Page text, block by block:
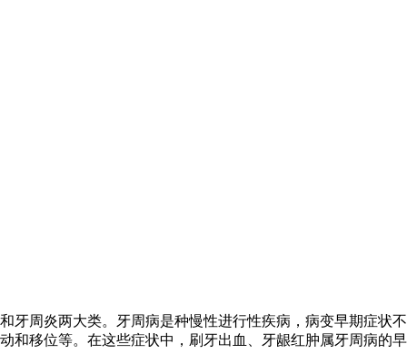
牙周炎两大类。牙周病是种慢性进行性疾病，病变早期症状
和移位等。在这些症状中，刷牙出血、牙龈红肿属牙周病的